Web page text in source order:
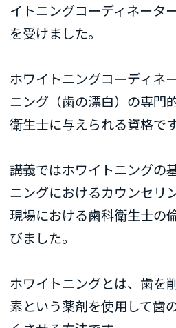
イトニングコーディネータ
を受けました。
ホワイトニングコーディネ
ニング（歯の漂白）の専門
衛生士に与えられる資格です
講義ではホワイトニングの
ニングにおけるカウンセリ
現場における歯科衛生士の
びました。
ホワイトニングとは、歯を
素という薬剤を使用して歯